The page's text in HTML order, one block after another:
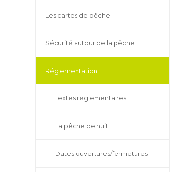
Les cartes de pêche
Sécurité autour de la pêche
Réglementation
Textes règlementaires
La pêche de nuit
Dates ouvertures/fermetures